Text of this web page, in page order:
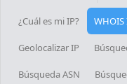
¿Cuál es mi IP? WHOIS
Geolocalizar IP
Búsqueda ASN